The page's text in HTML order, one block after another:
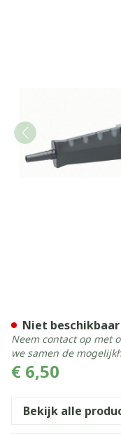
€ 6,50
Niet beschikbaar
Neem contact op met
we samen de
Bekijk alle